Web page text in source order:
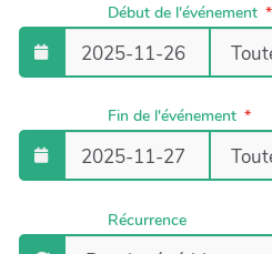
Début de l'événement
Fin de l'événement
Récurrence